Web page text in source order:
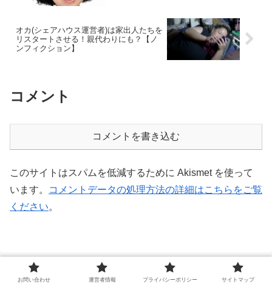
オカ(シェアハウス運営者)は家出人たちを
リスタートさせる！親代わりにも？【ノ
ンフィクション】
コメント
コメントを書き込む
このサイトはスパムを低減するために Akismet を使って
います。
コメントデータの処理方法の詳細はこちらをご覧
ください。
お問い合わせ 運営者情報 プライバシーポリシー サイトマップ